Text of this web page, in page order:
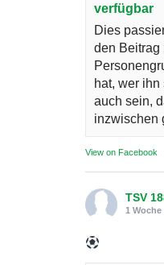
verfügbar
Dies
den Beitrag
hat, wer
auch sein,
inzwischen
View on Facebook
TSV
1